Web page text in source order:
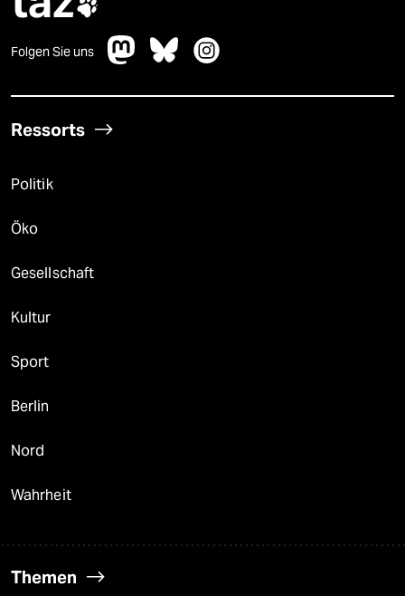

Folgen Sie uns
Ressorts
Politik
Öko
Gesellschaft
Kultur
Sport
Berlin
Nord
Wahrheit
Themen